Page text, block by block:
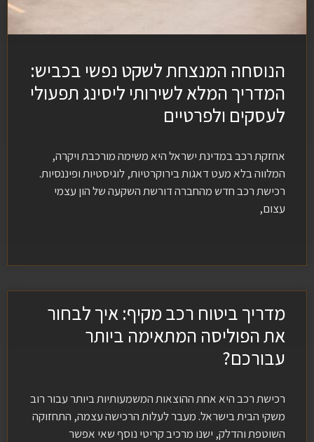
הנוסחה המנצחת לשקט נפשי בכביש:
המדריך המלא לשירותי ליסינג תפעולי
לעסקים ולפרטיים
אחזקת רכב במדינת ישראל היא משימה מורכבת ויקרה,
המלווה בלא מעט דאגות בירוקרטיות, לוגיסטיות ופיננסיות.
רכישת רכב חדש מהחברה דורשת השקעה של הון עצמי
עצום,
מדריך ביטוח רכב מקיף: איך לבחור
את הפוליסה המתאימה ביותר
עבורכם?
רכישת רכב היא אחת ההוצאות המשמעותיות ביותר עבור רוב
משקי הבית בישראל. מעבר לעלות הרכישה עצמה, התחזוקה
השוטפת והדלק, ישנו מרכיב קריטי נוסף שאי אפשר